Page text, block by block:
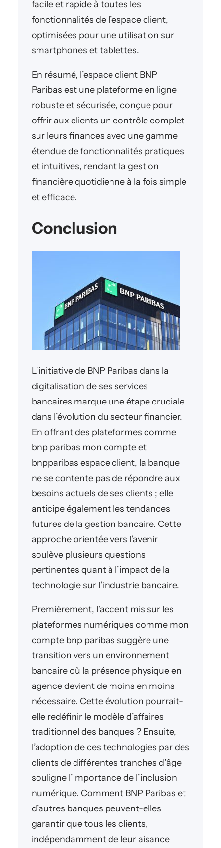
facile et rapide à toutes les
fonctionnalités de l’espace client,
optimisées pour une utilisation sur
smartphones et tablettes.
En résumé, l’espace client BNP
Paribas est une plateforme en ligne
robuste et sécurisée, conçue pour
offrir aux clients un contrôle complet
sur leurs finances avec une gamme
étendue de fonctionnalités pratiques
et intuitives, rendant la gestion
financière quotidienne à la fois simple
et efficace.
Conclusion
L’initiative de BNP Paribas dans la
digitalisation de ses services
bancaires marque une étape cruciale
dans l’évolution du secteur financier.
En offrant des plateformes comme
bnp paribas mon compte et
bnpparibas espace client, la banque
ne se contente pas de répondre aux
besoins actuels de ses clients ; elle
anticipe également les tendances
futures de la gestion bancaire. Cette
approche orientée vers l’avenir
soulève plusieurs questions
pertinentes quant à l’impact de la
technologie sur l’industrie bancaire.
Premièrement, l’accent mis sur les
plateformes numériques comme mon
compte bnp paribas suggère une
transition vers un environnement
bancaire où la présence physique en
agence devient de moins en moins
nécessaire. Cette évolution pourrait-
elle redéfinir le modèle d’affaires
traditionnel des banques ? Ensuite,
l’adoption de ces technologies par des
clients de différentes tranches d’âge
souligne l’importance de l’inclusion
numérique. Comment BNP Paribas et
d’autres banques peuvent-elles
garantir que tous les clients,
indépendamment de leur aisance